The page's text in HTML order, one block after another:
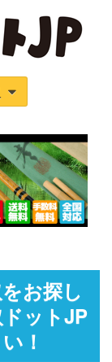
お探し
ットJP
！